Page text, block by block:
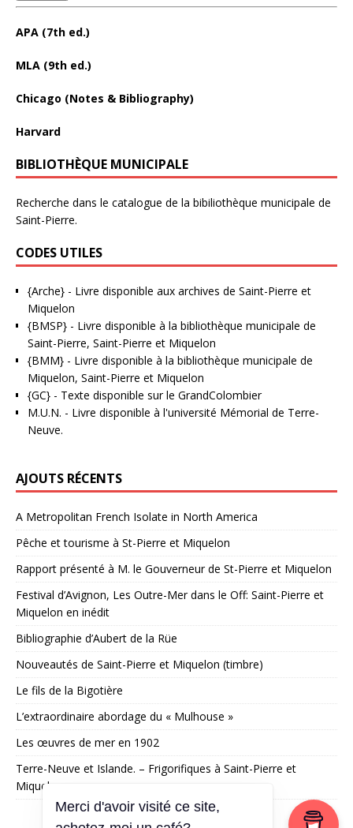
APA (7th ed.)
MLA (9th ed.)
Chicago (Notes & Bibliography)
Harvard
BIBLIOTHÈQUE MUNICIPALE
Recherche dans le catalogue de la bibiliothèque municipale de
Saint-Pierre.
CODES UTILES
{Arche} - Livre disponible aux archives de Saint-Pierre et
Miquelon
{BMSP} - Livre disponible à la bibliothèque municipale de
Saint-Pierre, Saint-Pierre et Miquelon
{BMM} - Livre disponible à la bibliothèque municipale de
Miquelon, Saint-Pierre et Miquelon
{GC} - Texte disponible sur le GrandColombier
M.U.N. - Livre disponible à l'université Mémorial de Terre-
Neuve.
AJOUTS RÉCENTS
A Metropolitan French Isolate in North America
Pêche et tourisme à St-Pierre et Miquelon
Rapport présenté à M. le Gouverneur de St-Pierre et Miquelon
Festival d’Avignon, Les Outre-Mer dans le Off: Saint-Pierre et
Miquelon en inédit
Bibliographie d’Aubert de la Rüe
Nouveautés de Saint-Pierre et Miquelon (timbre)
Le fils de la Bigotière
L’extraordinaire abordage du « Mulhouse »
Les œuvres de mer en 1902
Terre-Neuve et Islande. – Frigorifiques à Saint-Pierre et
Miquelon
Merci d'avoir visité ce site,